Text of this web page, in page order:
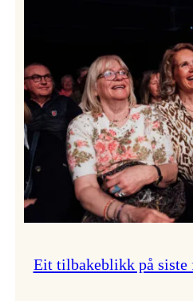
Eit tilbakeblikk på siste